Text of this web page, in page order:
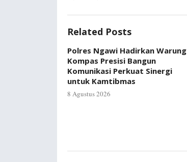
Related Posts
Polres Ngawi Hadirkan Warung
Kompas Presisi Bangun
Komunikasi Perkuat Sinergi
untuk Kamtibmas
8 Agustus 2026